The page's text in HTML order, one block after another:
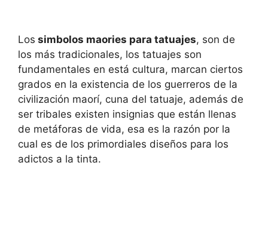
Los simbolos maories para tatuajes, son de
los más tradicionales, los tatuajes son
fundamentales en está cultura, marcan ciertos
grados en la existencia de los guerreros de la
civilización maorí, cuna del tatuaje, además de
ser tribales existen insignias que están llenas
de metáforas de vida, esa es la razón por la
cual es de los primordiales diseños para los
adictos a la tinta.